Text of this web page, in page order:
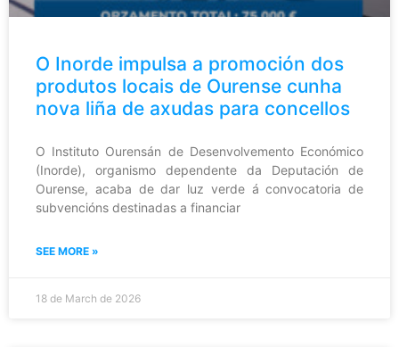
O Inorde impulsa a promoción dos
produtos locais de Ourense cunha
nova liña de axudas para concellos
O Instituto Ourensán de Desenvolvemento Económico
(Inorde), organismo dependente da Deputación de
Ourense, acaba de dar luz verde á convocatoria de
subvencións destinadas a financiar
SEE MORE »
18 de March de 2026